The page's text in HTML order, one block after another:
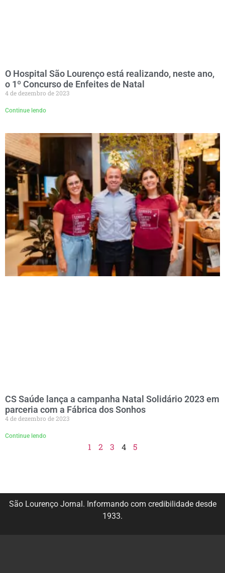
O Hospital São Lourenço está realizando, neste ano,
o 1º Concurso de Enfeites de Natal
4 de dezembro de 2023
Continue lendo
CS Saúde lança a campanha Natal Solidário 2023 em
parceria com a Fábrica dos Sonhos
4 de dezembro de 2023
Continue lendo
1 2 3 4 5
São Lourenço Jornal. Informando com credibilidade desde
1933.